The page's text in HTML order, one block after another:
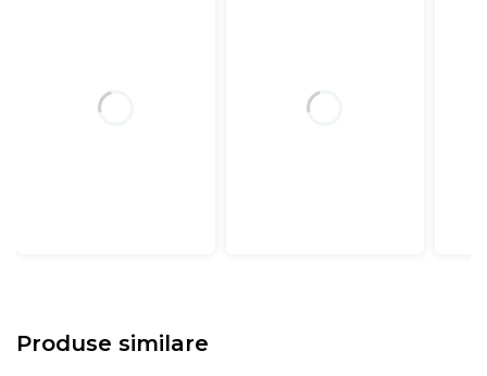
Produse similare